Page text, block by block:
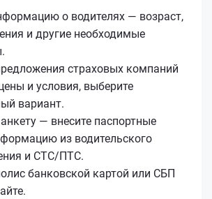
о водителях — возраст,
и другие необходимые
страховых компаний
и условия, выберите
вариант.
— внесите паспортные
из водительского
и СТС/ПТС.
банковской картой или СБП